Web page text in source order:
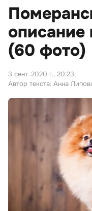
(60 фото)
3 сент. 2020 г., 20:23;
Автор текста: Анна